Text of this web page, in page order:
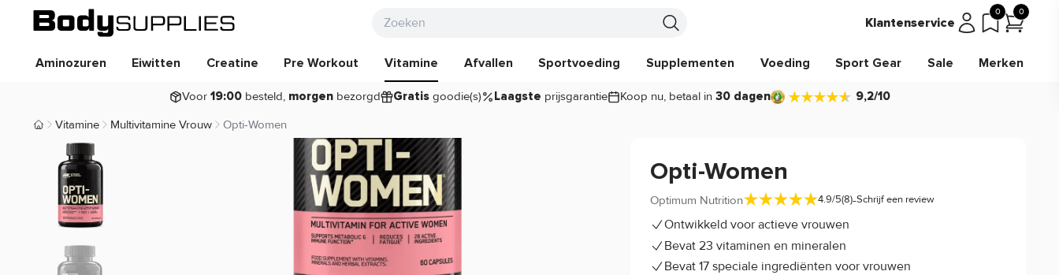
Klantenservice
0 0
Aminozuren Eiwitten Creatine Pre Workout Vitamine Afvallen Sportvoeding Supplementen Voeding Sport Gear Sale Merken
Voor 19:00besteld, morgenbezorgd Gratisgoodie(s) Laagste prijsgarantie Koop nu, betaal in 30 dagen 9,2/10
Body Supplies | Sportvoeding en Supplementen
Vitamine Multivitamine Vrouw Opti-Women
Opti-Women
Optimum Nutrition 4.9/5(8)-Schrijf een review
Ontwikkeld voor actieve vrouwen
Bevat 23 vitaminen en mineralen
Bevat 17 speciale ingrediënten voor vrouwen